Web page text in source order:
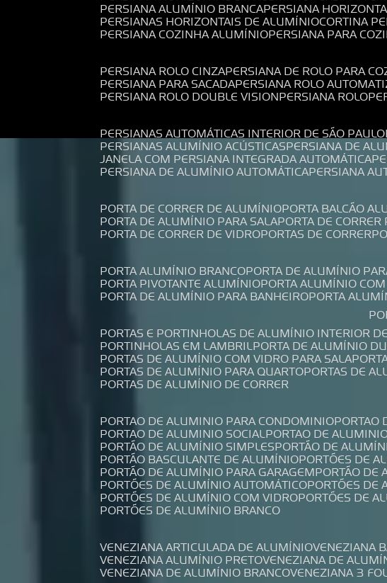
PERSIANA ALUMÍNIO BRANCA PERSIANA
PERSIANAS HORIZONTAIS DE ALUMÍNIO CORTINA
PERSIANA COZINHA ALUMÍNIO PERSIANA PARA
PERSIANA ROLO CINZA PERSIANA DE ROLO PARA
PERSIANA PARA SACADA PERSIANA ROLO
PERSIANA ROLO DOUBLE VISION PERSIANA ROLO
PERSIANAS AUTOMÁTICAS INTERIOR DE SÃO PAULO
PERSIANAS ALUMÍNIO ACÚSTICAS PERSIANA DE
JANELA COM PERSIANA INTEGRADA AUTOMÁTICA
PERSIANA DE ALUMÍNIO AUTOMÁTICA PERSIANA
PORTA DE CORRER DE ALUMÍNIO PORTA BALCÃO
PORTA DE ALUMÍNIO PARA SALA PORTA DE
PORTA DE CORRER DE VIDRO PORTAS DE CORRER
PORTA ALUMÍNIO BRANCO PORTA DE ALUMÍNIO
PORTA PIVOTANTE ALUMÍNIO PORTA ALUMÍNIO
PORTA DE ALUMÍNIO PARA BANHEIRO PORTA
PORTAS E PORTINHOLAS DE ALUMÍNIO INTERIOR
PORTINHOLAS EM LAMBRIL PORTA DE ALUMÍNIO
PORTAS DE ALUMÍNIO COM VIDRO PARA SALA
PORTAS DE ALUMÍNIO PARA QUARTO PORTAS DE
PORTAS DE ALUMÍNIO DE CORRER
PORTAO DE ALUMINIO PARA CONDOMINIO
PORTAO DE ALUMINIO SOCIAL PORTAO DE
PORTÃO DE ALUMÍNIO SIMPLES PORTÃO DE
PORTÃO BASCULANTE DE ALUMÍNIO PORTÕES DE
PORTÃO DE ALUMÍNIO PARA GARAGEM PORTÃO
PORTÕES DE ALUMÍNIO AUTOMÁTICO PORTÕES
PORTÕES DE ALUMÍNIO COM VIDRO PORTÕES DE
PORTÕES DE ALUMÍNIO BRANCO
VENEZIANA ARTICULADA DE ALUMÍNIO VENEZIANA
VENEZIANA ALUMÍNIO PRETO VENEZIANA DE
VENEZIANA DE ALUMÍNIO BRANCO VENEZIANA 3